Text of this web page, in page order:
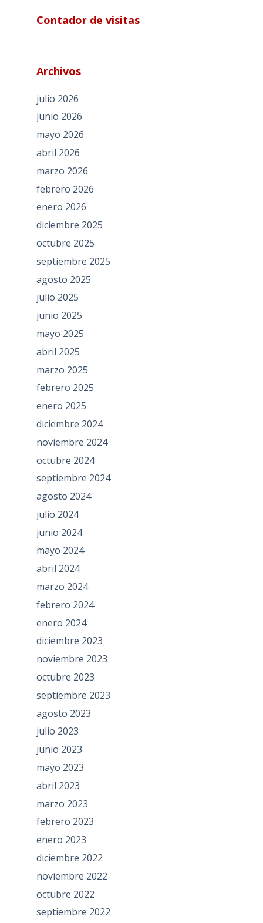
Contador de visitas
Archivos
julio 2026
junio 2026
mayo 2026
abril 2026
marzo 2026
febrero 2026
enero 2026
diciembre 2025
octubre 2025
septiembre 2025
agosto 2025
julio 2025
junio 2025
mayo 2025
abril 2025
marzo 2025
febrero 2025
enero 2025
diciembre 2024
noviembre 2024
octubre 2024
septiembre 2024
agosto 2024
julio 2024
junio 2024
mayo 2024
abril 2024
marzo 2024
febrero 2024
enero 2024
diciembre 2023
noviembre 2023
octubre 2023
septiembre 2023
agosto 2023
julio 2023
junio 2023
mayo 2023
abril 2023
marzo 2023
febrero 2023
enero 2023
diciembre 2022
noviembre 2022
octubre 2022
septiembre 2022